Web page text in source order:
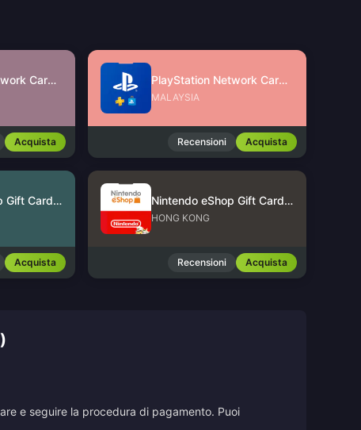
PlayStation Network Card (SG)
Acquista
PlayStation Network Card (MY)
MALAYSIA
Recensioni Acquista
Nintendo eShop Gift Card (US)
Acquista
Nintendo eShop Gift Card (HK)
HONG KONG
Recensioni Acquista
e seguire la procedura di pagamento. Puoi